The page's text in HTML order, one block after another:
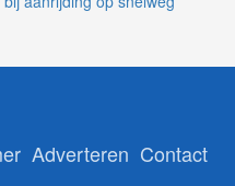
Adverteren Contact